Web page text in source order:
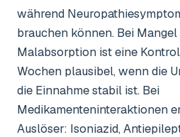
während
brauchen können. Bei
Malabsorption ist eine
Wochen plausibel, wenn die
die Einnahme stabil ist. Bei
Medikamenteninteraktionen
Auslöser: Isoniazid,